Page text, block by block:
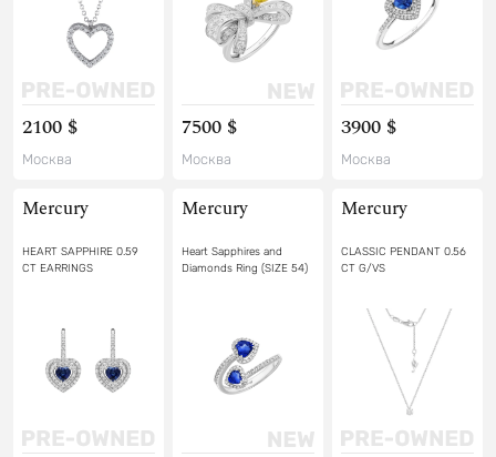
2100 $
Москва
7500 $
Москва
3900 $
Москва
Mercury
HEART SAPPHIRE 0.59
CT EARRINGS
Mercury
Heart Sapphires and
Diamonds Ring (SIZE 54)
Mercury
CLASSIC PENDANT 0.56
CT G/VS